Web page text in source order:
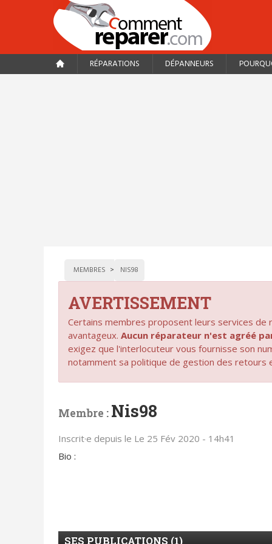
RÉPARATIONS DÉPANNEURS
MEMBRES NIS98
AVERTISSEMENT
Certains membres proposent leurs services
avantageux. Aucun réparateur n'est agréé
exigez que l'interlocuteur vous fournisse son
notamment sa politique de gestion des retours
Membre : Nis98
Inscrit·e depuis le Le 25 Fév 2020 - 14h41
Bio :
SES PUBLICATIONS (1)